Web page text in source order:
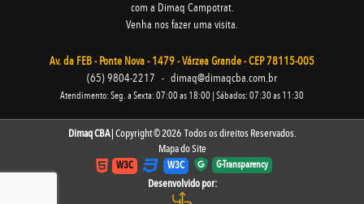
com a Dimaq Campotrat.
Venha nos fazer uma visita.
Av. da FEB - Ponte Nova - 1479 - Várzea Grande - CEP 78115-005
(65) 9804-2217
- dimaq@dimaqcba.com.br
Atendimento: Seg. a Sexta: 07:00 as 18:00 | Sábados: 07:30 as 11:30
Dimaq CBA| Copyright © 2026 Todos os direitos Reservados.
Mapa do Site
W3C W3C G-Transparency
Desenvolvido por: